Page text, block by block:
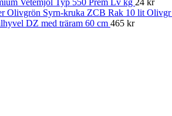
Vetemjöl Typ 550 Prem Lv kg 24 kr
Syrn-kruka ZCB Rak 10 lit Olivgr
DZ med träram 60 cm 465 kr